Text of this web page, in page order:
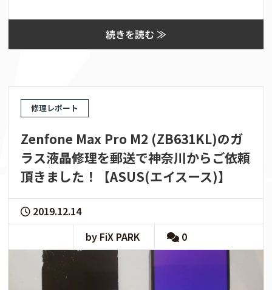
続きを読む ≫
修理レポート
Zenfone Max Pro M2 (ZB631KL)のガ
ラス液晶修理を郵送で神奈川からご依頼
頂きました！【ASUS(エイスース)】
2019.12.14
by FiX PARK
0